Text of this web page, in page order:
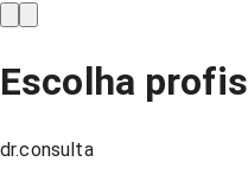
Escolha
dr.consulta